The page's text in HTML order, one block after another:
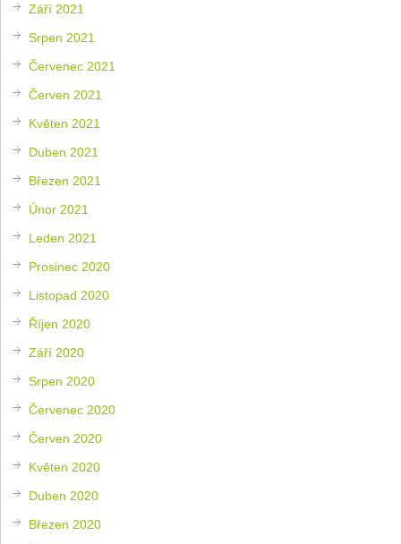
Září 2021
Srpen 2021
Červenec 2021
Červen 2021
Květen 2021
Duben 2021
Březen 2021
Únor 2021
Leden 2021
Prosinec 2020
Listopad 2020
Říjen 2020
Září 2020
Srpen 2020
Červenec 2020
Červen 2020
Květen 2020
Duben 2020
Březen 2020